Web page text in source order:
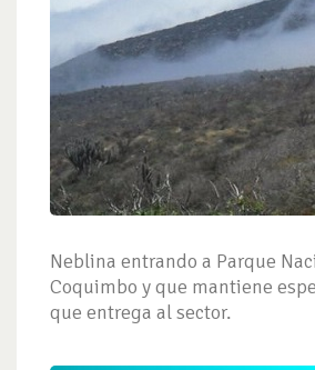
Neblina entrando a Parque
Coquimbo y que mantiene
que entrega al sector.